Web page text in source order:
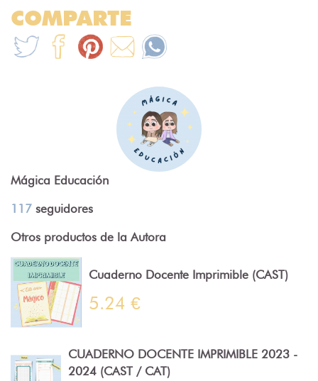
COMPARTE
Mágica Educación
117 seguidores
Otros productos de la Autora
Cuaderno Docente Imprimible (CAST)
5.24 €
CUADERNO DOCENTE IMPRIMIBLE 2023 -
2024 (CAST / CAT)